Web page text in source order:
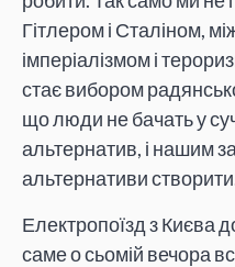
Гітлером і Сталіном,
імперіалізмом і
стає вибором
що люди не бачать у
альтернатив, і нашим
альтернативи
Електропоїзд з Києва
саме о сьомій вечора